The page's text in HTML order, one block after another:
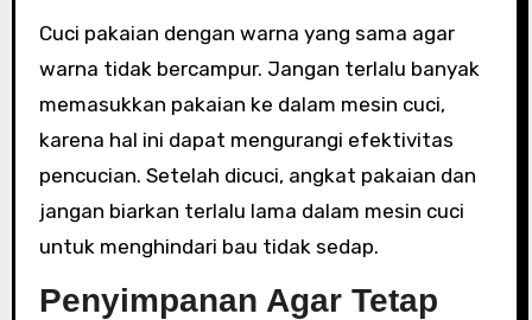
Cuci pakaian dengan warna yang sama agar
warna tidak bercampur. Jangan terlalu banyak
memasukkan pakaian ke dalam mesin cuci,
karena hal ini dapat mengurangi efektivitas
pencucian. Setelah dicuci, angkat pakaian dan
jangan biarkan terlalu lama dalam mesin cuci
untuk menghindari bau tidak sedap.
Penyimpanan Agar Tetap